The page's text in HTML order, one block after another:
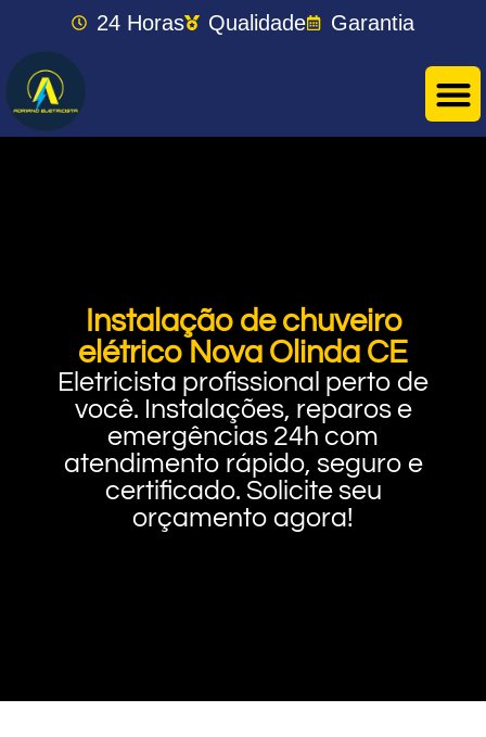
24 Horas Qualidade Garantia
Instalação de chuveiro
elétrico Nova Olinda CE
Eletricista profissional perto de
você. Instalações, reparos e
emergências 24h com
atendimento rápido, seguro e
certificado. Solicite seu
orçamento agora!